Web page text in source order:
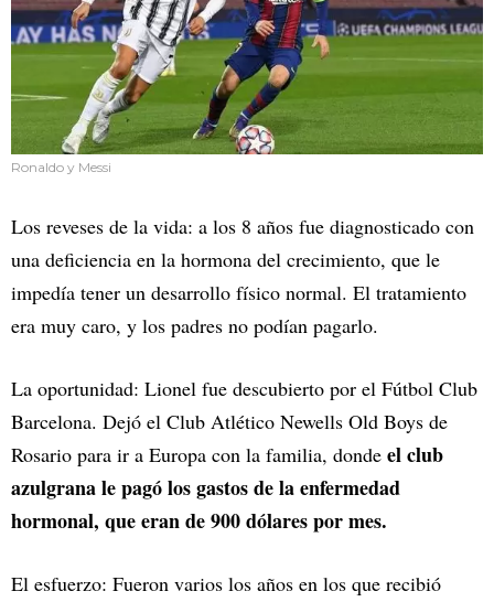
Ronaldo y Messi
Los reveses de la vida: a los 8 años fue diagnosticado con
una deficiencia en la hormona del crecimiento, que le
impedía tener un desarrollo físico normal. El tratamiento
era muy caro, y los padres no podían pagarlo.
La oportunidad: Lionel fue descubierto por el Fútbol Club
Barcelona. Dejó el Club Atlético Newells Old Boys de
Rosario para ir a Europa con la familia, donde el club
azulgrana le pagó los gastos de la enfermedad
hormonal, que eran de 900 dólares por mes.
El esfuerzo: Fueron varios los años en los que recibió